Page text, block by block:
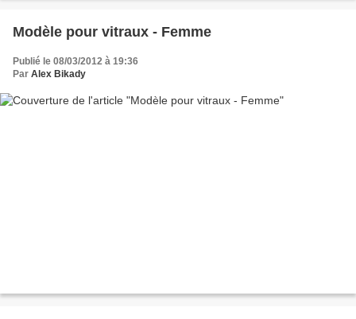
Modèle pour vitraux - Femme
Publié le 08/03/2012 à 19:36
Par Alex Bikady